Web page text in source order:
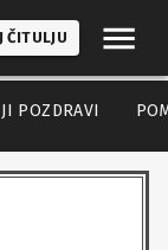
ČITULJU
POZDRAVI